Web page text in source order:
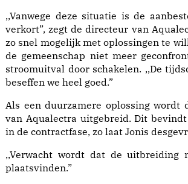
,,Vanwege deze situatie is de
verkort”, zegt de directeur van
zo snel mogelijk met oplossingen te
de gemeenschap niet meer
stroomuitval door schakelen. ,,De
beseffen we heel goed.”
Als een duurzamere oplossing wordt
van Aqualectra uitgebreid. Dit
in de contractfase, zo laat Jonis
,,Verwacht wordt dat de uitbreiding
plaatsvinden.”